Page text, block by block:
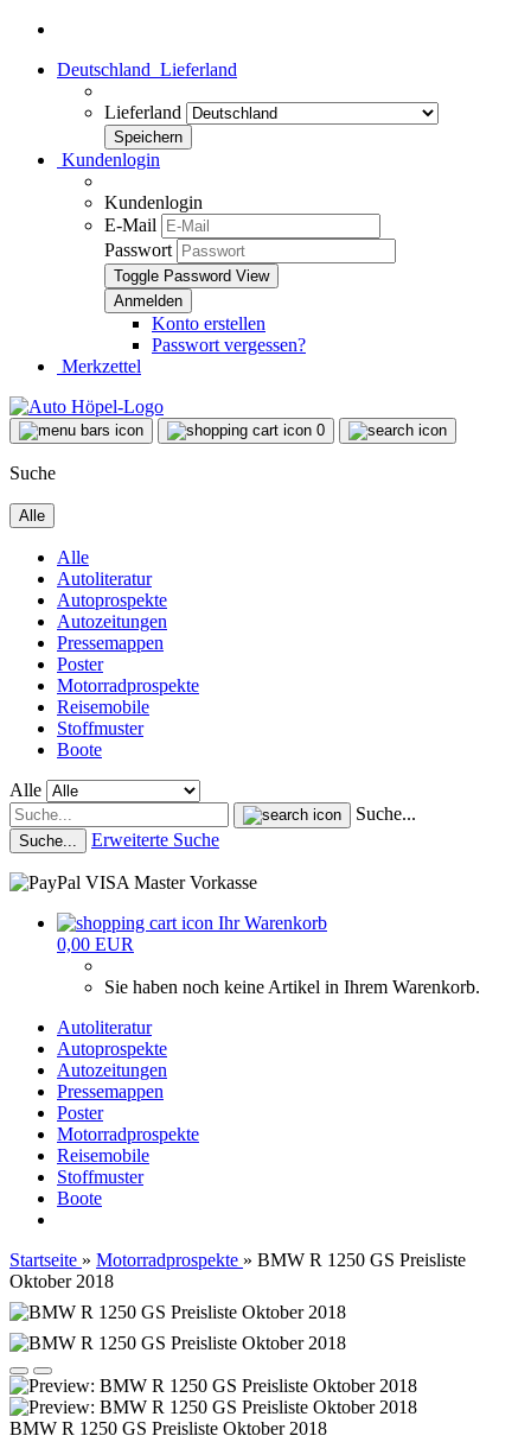
Deutschland Lieferland
Lieferland
Kundenlogin
Kundenlogin
E-Mail
Passwort
Toggle Password View
Konto erstellen
Passwort vergessen?
Merkzettel
0
Suche
Alle
Alle
Autoliteratur
Autoprospekte
Autozeitungen
Pressemappen
Poster
Motorradprospekte
Reisemobile
Stoffmuster
Boote
Alle
Suche...
Suche... Erweiterte Suche
Ihr Warenkorb
0,00 EUR
Sie haben noch keine Artikel in Ihrem Warenkorb.
Autoliteratur
Autoprospekte
Autozeitungen
Pressemappen
Poster
Motorradprospekte
Reisemobile
Stoffmuster
Boote
Startseite » Motorradprospekte » BMW R 1250 GS Preisliste
Oktober 2018
BMW R 1250 GS Preisliste Oktober 2018